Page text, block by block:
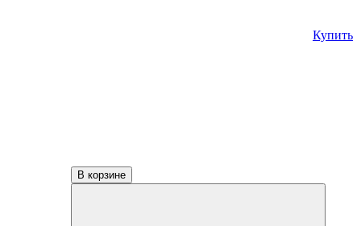
Купить
В корзине